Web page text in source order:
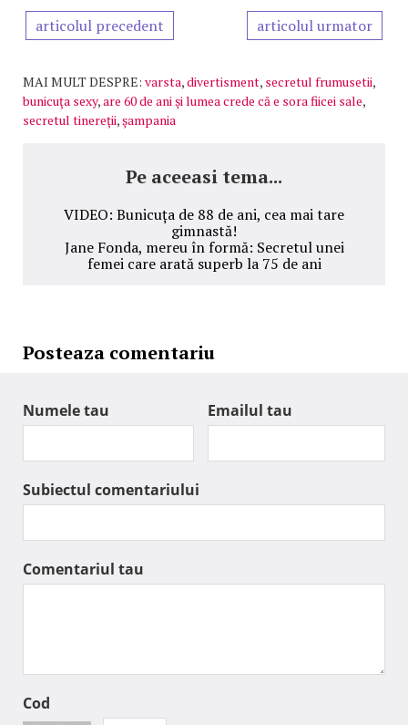
articolul precedent articolul urmator
MAI MULT DESPRE: varsta,divertisment, secretul frumusetii,
bunicuţa sexy,are 60 de ani şi lumea crede că e sora fiicei sale,
secretul tinereţii,şampania
Pe aceeasi tema...
VIDEO: Bunicuța de 88 de ani, cea mai tare
gimnastă!
Jane Fonda, mereu în formă: Secretul unei
femei care arată superb la 75 de ani
Posteaza comentariu
Numele tau Emailul tau
Subiectul comentariului
Comentariul tau
Cod